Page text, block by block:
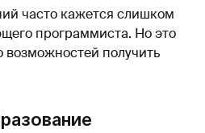
часто кажется слишком
программиста. Но это
возможностей получить